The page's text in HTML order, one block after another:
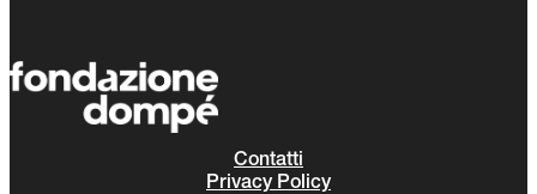
Contatti
Privacy Policy